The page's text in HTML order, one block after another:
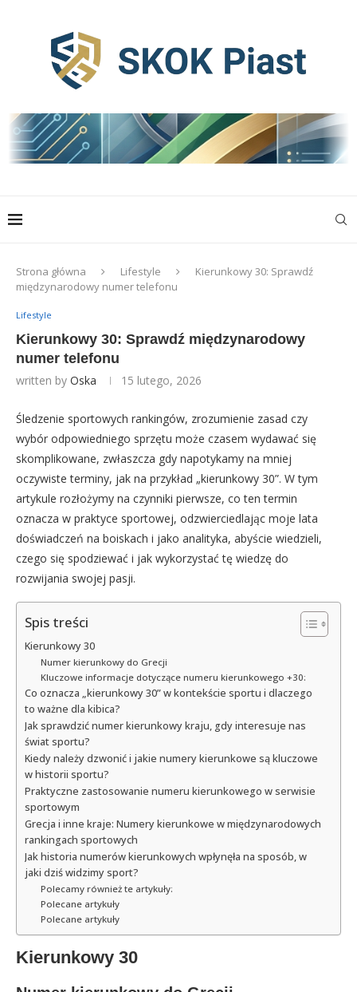
Strona główna Lifestyle
Kierunkowy 30: Sprawdź
międzynarodowy numer telefonu
Lifestyle
Kierunkowy 30: Sprawdź międzynarodowy
numer telefonu
written by Oska 15 lutego, 2026
Śledzenie sportowych rankingów, zrozumienie zasad czy
wybór odpowiedniego sprzętu może czasem wydawać się
skomplikowane, zwłaszcza gdy napotykamy na mniej
oczywiste terminy, jak na przykład „kierunkowy 30”. W tym
artykule rozłożymy na czynniki pierwsze, co ten termin
oznacza w praktyce sportowej, odzwierciedlając moje lata
doświadczeń na boiskach i jako analityka, abyście wiedzieli,
czego się spodziewać i jak wykorzystać tę wiedzę do
rozwijania swojej pasji.
Spis treści
Kierunkowy 30
Numer kierunkowy do Grecji
Kluczowe informacje dotyczące numeru kierunkowego +30:
Co oznacza „kierunkowy 30” w kontekście sportu i dlaczego
to ważne dla kibica?
Jak sprawdzić numer kierunkowy kraju, gdy interesuje nas
świat sportu?
Kiedy należy dzwonić i jakie numery kierunkowe są kluczowe
w historii sportu?
Praktyczne zastosowanie numeru kierunkowego w serwisie
sportowym
Grecja i inne kraje: Numery kierunkowe w międzynarodowych
rankingach sportowych
Jak historia numerów kierunkowych wpłynęła na sposób, w
jaki dziś widzimy sport?
Polecamy również te artykuły:
Polecane artykuły
Polecane artykuły
Kierunkowy 30